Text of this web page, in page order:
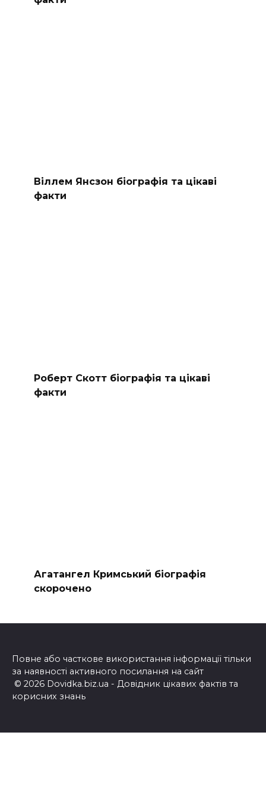
Віллем Янсзон біографія та цікаві
факти
Роберт Скотт біографія та цікаві
факти
Агатангел Кримський біографія
скорочено
Повне або часткове використання інформації тільки
за наявності активного посилання на сайт
© 2026 Dovidka.biz.ua - Довідник цікавих фактів та
корисних знань